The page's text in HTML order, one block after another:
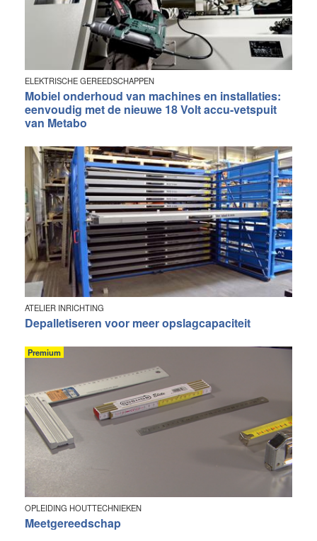
ELEKTRISCHE GEREEDSCHAPPEN
Mobiel onderhoud van machines en installaties:
eenvoudig met de nieuwe 18 Volt accu-vetspuit
van Metabo
ATELIER INRICHTING
Depalletiseren voor meer opslagcapaciteit
Premium
OPLEIDING HOUTTECHNIEKEN
Meetgereedschap